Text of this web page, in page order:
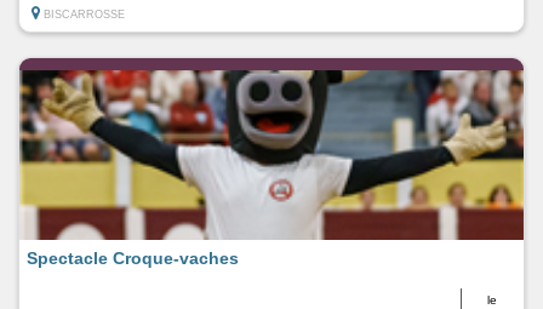
BISCARROSSE
le
Spectacle Croque-vaches